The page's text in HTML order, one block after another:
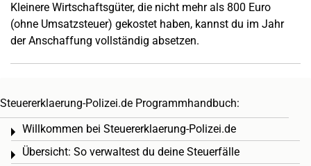
Kleinere Wirtschaftsgüter, die nicht mehr als 800 Euro
(ohne Umsatzsteuer) gekostet haben, kannst du im Jahr
der Anschaffung vollständig absetzen.
Steuererklaerung-Polizei.de Programmhandbuch:
Willkommen bei Steuererklaerung-Polizei.de
Toggle menu
Übersicht: So verwaltest du deine Steuerfälle
Toggle menu